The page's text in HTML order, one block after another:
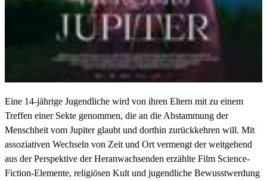
Eine 14-jährige Jugendliche wird von ihren Eltern mit zu einem
Treffen einer Sekte genommen, die an die Abstammung der
Menschheit vom Jupiter glaubt und dorthin zurückkehren will. Mit
assoziativen Wechseln von Zeit und Ort vermengt der weitgehend
aus der Perspektive der Heranwachsenden erzählte Film Science-
Fiction-Elemente, religiösen Kult und jugendliche Bewusstwerdung